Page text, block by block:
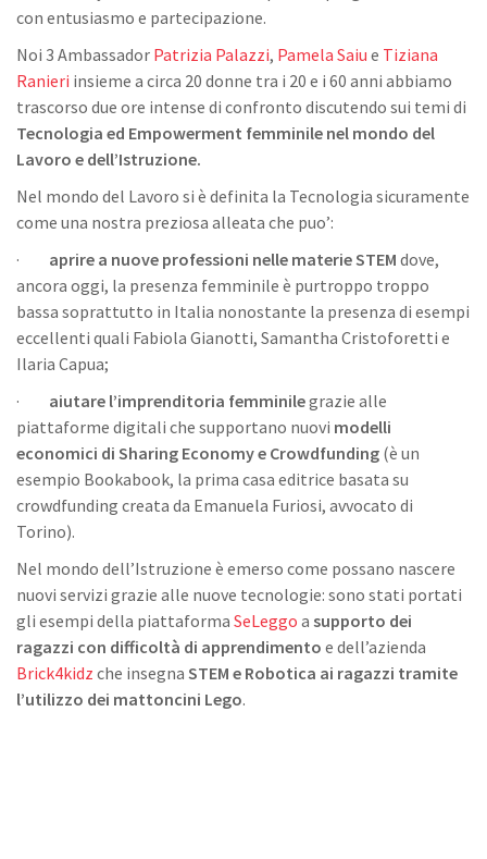
con entusiasmo e partecipazione.
Noi 3 Ambassador Patrizia Palazzi, Pamela Saiu e Tiziana
Ranieri insieme a circa 20 donne tra i 20 e i 60 anni abbiamo
trascorso due ore intense di confronto discutendo sui temi di
Tecnologia ed Empowerment femminile nel mondo del
Lavoro e dell’Istruzione.
Nel mondo del Lavoro si è definita la Tecnologia sicuramente
come una nostra preziosa alleata che puo’:
· aprire a nuove professioni nelle materie STEM dove,
ancora oggi, la presenza femminile è purtroppo troppo
bassa soprattutto in Italia nonostante la presenza di esempi
eccellenti quali Fabiola Gianotti, Samantha Cristoforetti e
Ilaria Capua;
· aiutare l’imprenditoria femminilegrazie alle
piattaforme digitali che supportano nuovi modelli
economici di Sharing Economy e Crowdfunding (è un
esempio Bookabook, la prima casa editrice basata su
crowdfunding creata da Emanuela Furiosi, avvocato di
Torino).
Nel mondo dell’Istruzione è emerso come possano nascere
nuovi servizi grazie alle nuove tecnologie: sono stati portati
gli esempi della piattaforma SeLeggo a supporto dei
ragazzi con difficoltà di apprendimento e dell’azienda
Brick4kidz che insegna STEM e Robotica ai ragazzi tramite
l’utilizzo dei mattoncini Lego.